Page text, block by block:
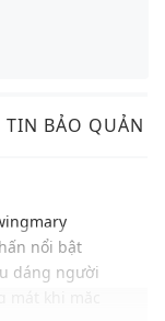
TIN BẢO QUẢN
nổi bật
dáng người